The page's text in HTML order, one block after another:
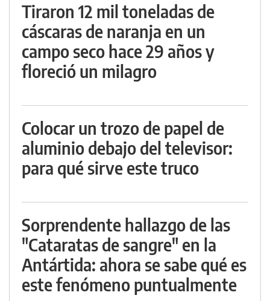
Tiraron 12 mil toneladas de
cáscaras de naranja en un
campo seco hace 29 años y
floreció un milagro
Colocar un trozo de papel de
aluminio debajo del televisor:
para qué sirve este truco
Sorprendente hallazgo de las
"Cataratas de sangre" en la
Antártida: ahora se sabe qué es
este fenómeno puntualmente